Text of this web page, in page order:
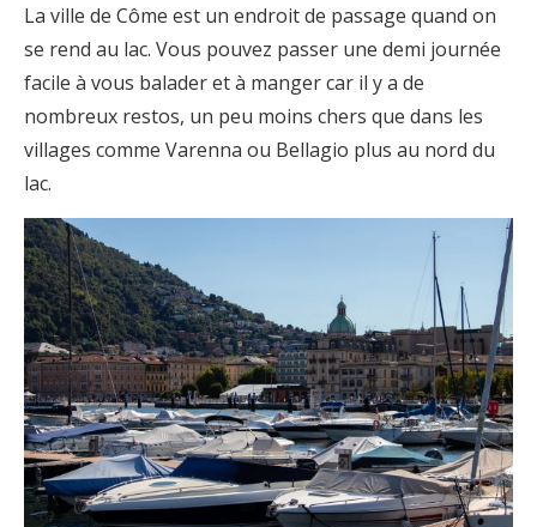
La ville de Côme est un endroit de passage quand on
se rend au lac. Vous pouvez passer une demi journée
facile à vous balader et à manger car il y a de
nombreux restos, un peu moins chers que dans les
villages comme Varenna ou Bellagio plus au nord du
lac.